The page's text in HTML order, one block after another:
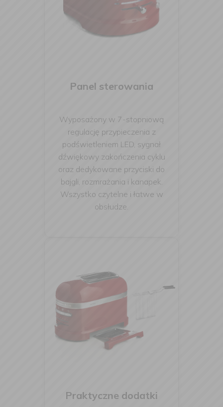
Panel sterowania
Wyposażony w 7-stopniową
regulację przypieczenia z
podświetleniem LED, sygnał
dźwiękowy zakończenia cyklu
oraz dedykowane przyciski do
bajgli, rozmrażania i kanapek.
Wszystko czytelne i łatwe w
obsłudze.
Praktyczne dodatki